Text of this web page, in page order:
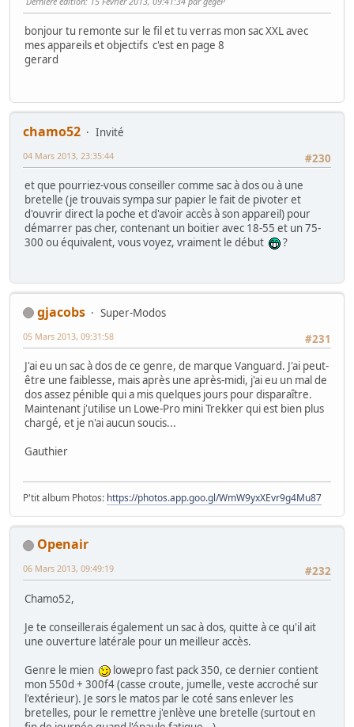
bonjour tu remonte sur le fil et tu verras mon sac XXL avec
mes appareils et objectifs c'est en page 8
gerard
chamo52
Invité
#230
04 Mars 2013, 23:35:44
et que pourriez-vous conseiller comme sac à dos ou à une
bretelle (je trouvais sympa sur papier le fait de pivoter et
d'ouvrir direct la poche et d'avoir accès à son appareil) pour
démarrer pas cher, contenant un boitier avec 18-55 et un 75-
300 ou équivalent, vous voyez, vraiment le début
?
gjacobs
Super-Modos
#231
05 Mars 2013, 09:31:58
J'ai eu un sac à dos de ce genre, de marque Vanguard. J'ai peut-
être une faiblesse, mais après une après-midi, j'ai eu un mal de
dos assez pénible qui a mis quelques jours pour disparaître.
Maintenant j'utilise un Lowe-Pro mini Trekker qui est bien plus
chargé, et je n'ai aucun soucis...
Gauthier
P'tit album Photos: https://photos.app.goo.gl/WmW9yxXEvr9g4Mu87
Openair
#232
06 Mars 2013, 09:49:19
Chamo52,
Je te conseillerais également un sac à dos, quitte à ce qu'il ait
une ouverture latérale pour un meilleur accès.
Genre le mien
lowepro fast pack 350, ce dernier contient
mon 550d + 300f4 (casse croute, jumelle, veste accroché sur
l'extérieur). Je sors le matos par le coté sans enlever les
bretelles, pour le remettre j'enlève une bretelle (surtout en